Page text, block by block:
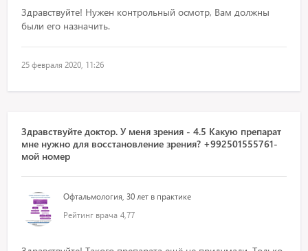
Здравствуйте! Нужен контрольный осмотр, Вам должны
были его назначить.
25 февраля 2020, 11:26
Здравствуйте доктор. У меня зрения - 4.5 Какую препарат
мне нужно для восстановление зрения? +992501555761-
мой номер
Офтальмология, 30 лет в практике
Рейтинг врача 4,77